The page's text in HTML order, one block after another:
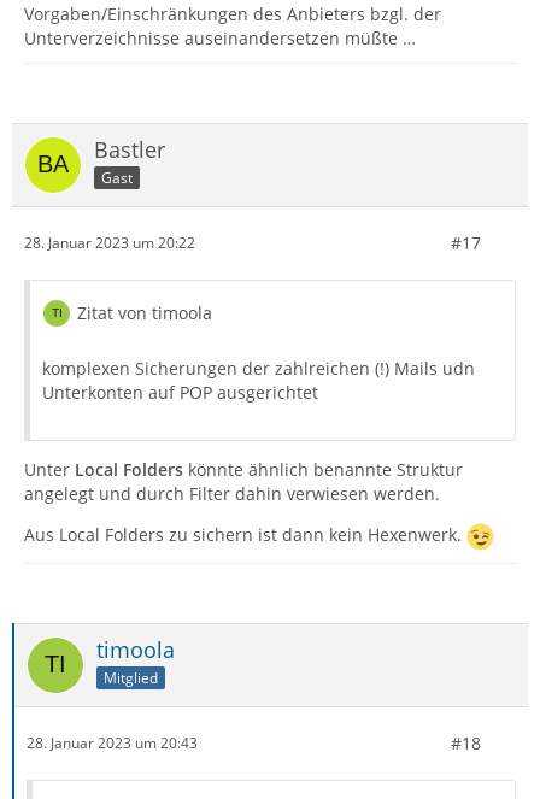
Vorgaben/Einschränkungen des Anbieters bzgl. der
Unterverzeichnisse auseinandersetzen müßte …
Bastler
Gast
28. Januar 2023 um 20:22 #17
Zitat von timoola
komplexen Sicherungen der zahlreichen (!) Mails udn
Unterkonten auf POP ausgerichtet
Unter Local Folders könnte ähnlich benannte Struktur
angelegt und durch Filter dahin verwiesen werden.
Aus Local Folders zu sichern ist dann kein Hexenwerk.
timoola
Mitglied
28. Januar 2023 um 20:43 #18